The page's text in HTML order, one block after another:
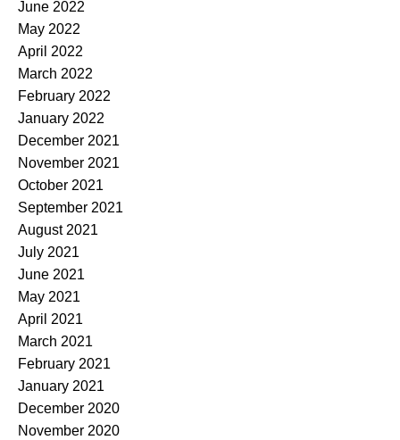
June 2022
May 2022
April 2022
March 2022
February 2022
January 2022
December 2021
November 2021
October 2021
September 2021
August 2021
July 2021
June 2021
May 2021
April 2021
March 2021
February 2021
January 2021
December 2020
November 2020